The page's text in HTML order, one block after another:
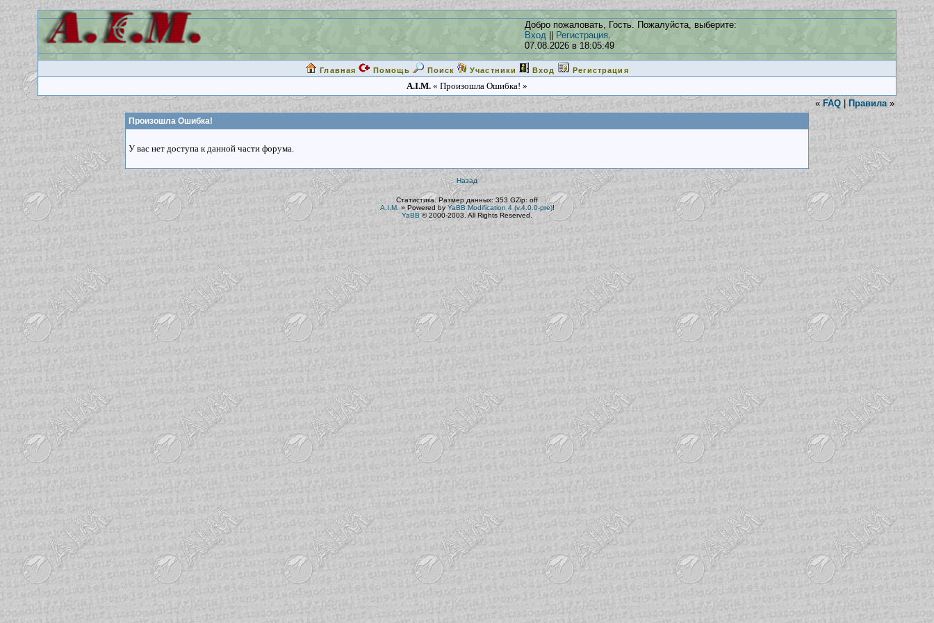
Добро пожаловать, Гость. Пожалуйста, выберите:
Вход
Регистрация.
07.08.2026 в 18:05:49
Главная Помощь Поиск Участники Вход Регистрация
A.I.M. « Произошла Ошибка! »
« FAQ | Правила »
Произошла Ошибка!
У вас нет доступа к данной части форума.
Назад
Статистика. Размер данных: 353 GZip: off
A.I.M. »Powered by YaBB Modification 4 (v.4.0.0-pre)!
YaBB© 2000-2003. All Rights Reserved.